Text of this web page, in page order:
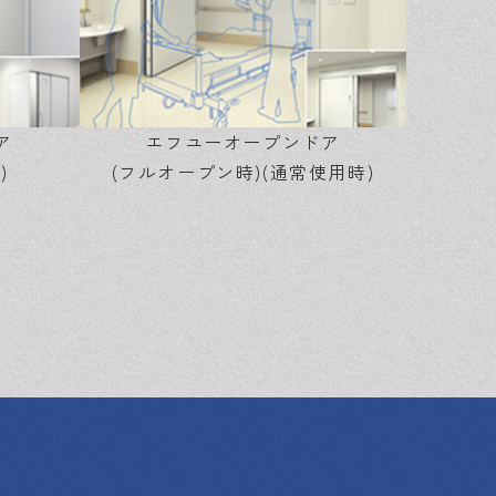
エフユーオープンドア
(フルオープン時)(通常使用時)